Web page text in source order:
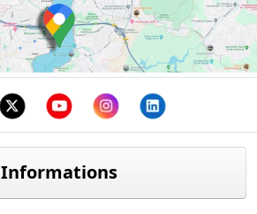
Informations